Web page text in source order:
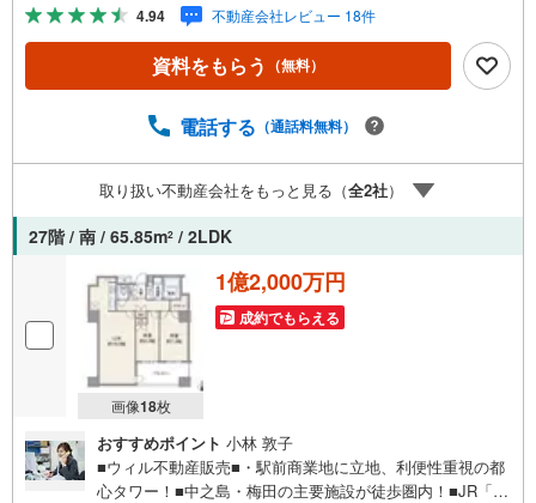
角部屋！光と風を感じる1LDK！■リビング全面窓＋バルコ
ニー！開放感あふれる都心住戸！■共用施設充実！ワンラン
ク上の都市生活！■来客時も安心！生活空間が直接見えにく
地内駐車場に空きあり！■現在は空き部屋のため気軽に室内
辺のコインパーキングまでご案内致しますので、担当者に
お声がけください。■キッズスペースもございますので、小
さなお子様がいらっしゃるご家庭もお気軽にご来場くださ
い！【営業日】定休日はございません。火曜日・水曜日も
営業しております。
4.94 不動産会社レビュー 18件
資料をもらう （無料）
電話する （通話料無料）
取り扱い不動産会社をもっと見る（全2社）
27階 / 南 / 65.85m2 / 2LDK
画像18枚
1億2,000万円
成約でもらえる
おすすめポイント 小林 敦子
■ウィル不動産販売■・駅前商業地に立地、利便性重視の都
心タワー！■中之島・梅田の主要施設が徒歩圏内！■JR「北